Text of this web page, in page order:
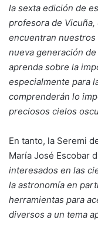
la sexta edición de
profesora de Vicuña,
encuentran
nueva generación
aprenda sobre la
especialmente para
comprenderán lo
preciosos cielos
En tanto, la Seremi
María José Escobar
interesados en las
la astronomía en
herramientas para
diversos a un tema